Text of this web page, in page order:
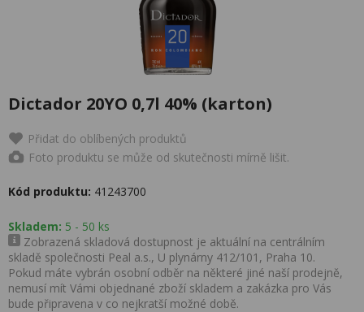
Dictador 20YO 0,7l 40% (karton)
Přidat do oblíbených produktů
Foto produktu se může od skutečnosti mírně lišit.
Kód produktu: 41243700
Skladem: 5 - 50 ks
Zobrazená skladová dostupnost je aktuální na centrálním
skladě společnosti Peal a.s., U plynárny 412/101, Praha 10.
Pokud máte vybrán osobní odběr na některé jiné naší prodejně,
nemusí mít Vámi objednané zboží skladem a zakázka pro Vás
bude připravena v co nejkratší možné době.